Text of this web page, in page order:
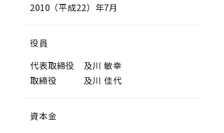
2010（平成22）年7月
役員
代表取締役 及川 敏幸
取締役 及川 佳代
資本金